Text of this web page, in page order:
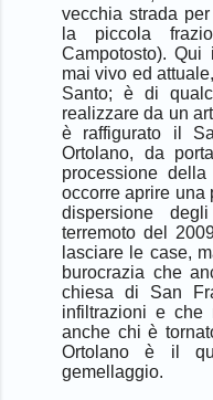
vecchia strada
la piccola
Campotosto).
mai vivo ed
Santo; è di
realizzare da un
è raffigurato il
Ortolano, da
processione
occorre aprire una
dispersione
terremoto del
lasciare le case,
burocrazia che
chiesa di San
infiltrazioni e che
anche chi è
Ortolano è il
gemellaggio.